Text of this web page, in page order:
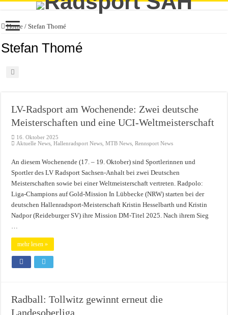
Home / Stefan Thomé
Stefan Thomé
LV-Radsport am Wochenende: Zwei deutsche
Meisterschaften und eine UCI-Weltmeisterschaft
16. Oktober 2025
Aktuelle News ,Hallenradsport News ,MTB News ,Rennsport News
An diesem Wochenende (17. – 19. Oktober) sind Sportlerinnen und
Sportler des LV Radsport Sachsen-Anhalt bei zwei Deutschen
Meisterschaften sowie bei einer Weltmeisterschaft vertreten. Radpolo:
Liga-Champions auf Gold-Mission In Lübbecke (NRW) starten bei der
deutschen Hallenradsport-Meisterschaft Kristin Hesselbarth und Kristin
Nadpor (Reideburger SV) ihre Mission DM-Titel 2025. Nach ihrem Sieg
…
mehr lesen »
Radball: Tollwitz gewinnt erneut die
Landesoberliga